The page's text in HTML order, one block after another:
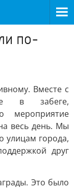
по-
Вместе с
в забеге,
мероприятие
весь день. Мы
улицам города,
друг
Это было